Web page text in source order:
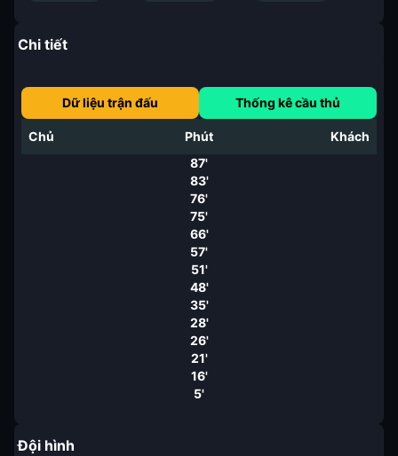
Chi tiết
Dữ liệu trận đấu Thống kê cầu thủ
Chủ Phút
Khách
87'
83'
76'
75'
66'
57'
51'
48'
35'
28'
26'
21'
16'
5'
Đội hình